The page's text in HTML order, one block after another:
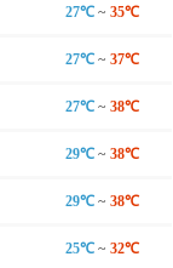
27℃ ~ 35℃
27℃ ~ 37℃
27℃ ~ 38℃
29℃ ~ 38℃
29℃ ~ 38℃
25℃ ~ 32℃